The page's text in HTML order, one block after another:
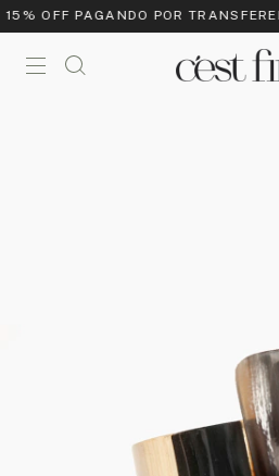
OFF PAGANDO POR